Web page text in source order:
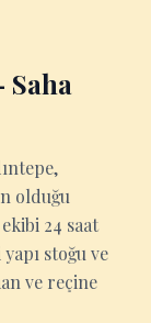
olduğu
24 saat
stoğu ve
ve reçine